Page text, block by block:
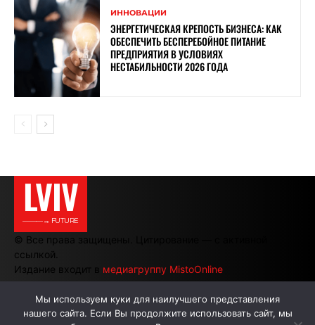
ИННОВАЦИИ
ЭНЕРГЕТИЧЕСКАЯ КРЕПОСТЬ БИЗНЕСА: КАК
ОБЕСПЕЧИТЬ БЕСПЕРЕБОЙНОЕ ПИТАНИЕ
ПРЕДПРИЯТИЯ В УСЛОВИЯХ
НЕСТАБИЛЬНОСТИ 2026 ГОДА
LVIV
———→ FUTURE
© Все права защищены. Цитирование — с активной
ссылкой.
Издание входит в медиагруппу MistoOnline
АВТОРЫ РЕКЛАМА НА САЙТЕ
Мы используем куки для наилучшего представления
нашего сайта. Если Вы продолжите использовать сайт, мы